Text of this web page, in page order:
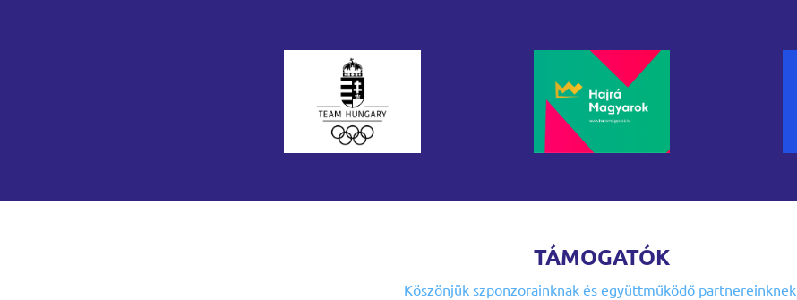
TÁMOGATÓK
Köszönjük szponzorainknak és együttműködő partnereinknek,